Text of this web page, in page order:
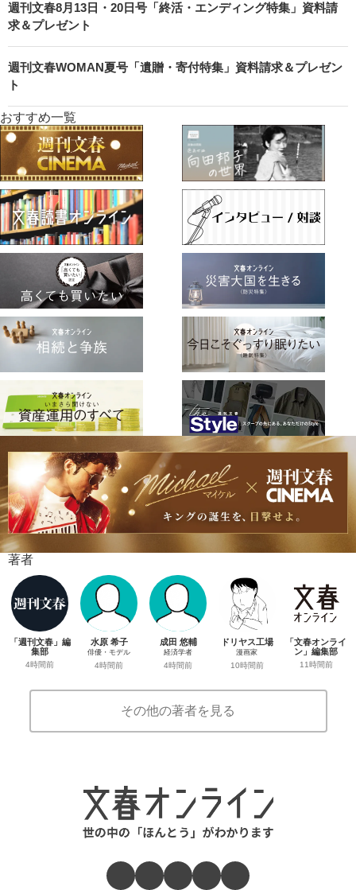
週刊文春8月13日・20日号「終活・エンディング特集」資料請
求＆プレゼント
週刊文春WOMAN夏号「遺贈・寄付特集」資料請求＆プレゼン
ト
おすすめ一覧
著者
「週刊文春」編
集部
4時間前
水原 希子
俳優・モデル
4時間前
成田 悠輔
経済学者
4時間前
ドリヤス工場
漫画家
10時間前
「文春オンライ
ン」編集部
11時間前
その他の著者を見る